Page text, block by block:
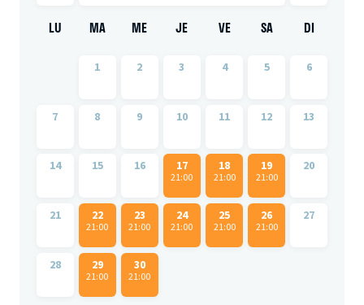
LU MA ME JE VE SA DI
1 2 3 4 5 6
7 8 9 10 11 12 13
14 15 16 17
21:00
18
21:00
19
21:00
20
21 22
21:00
23
21:00
24
21:00
25
21:00
26
21:00
27
28 29
21:00
30
21:00